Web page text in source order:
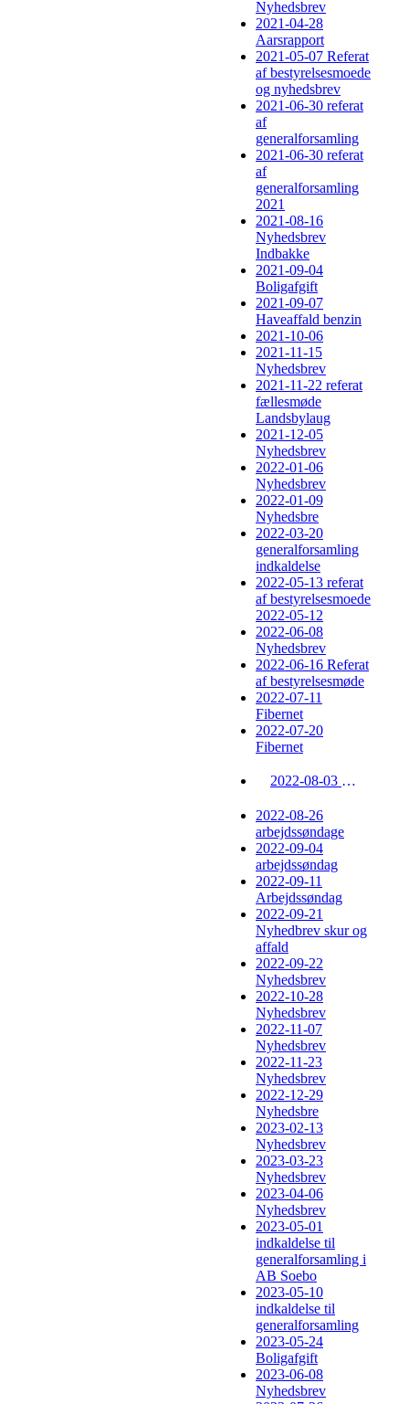
Nyhedsbrev
2021-04-28
Aarsrapport
2021-05-07 Referat
af bestyrelsesmoede
og nyhedsbrev
2021-06-30 referat
af
generalforsamling
2021-06-30 referat
af
generalforsamling
2021
2021-08-16
Nyhedsbrev
Indbakke
2021-09-04
Boligafgift
2021-09-07
Haveaffald benzin
2021-10-06
2021-11-15
Nyhedsbrev
2021-11-22 referat
fællesmøde
Landsbylaug
2021-12-05
Nyhedsbrev
2022-01-06
Nyhedsbrev
2022-01-09
Nyhedsbre
2022-03-20
generalforsamling
indkaldelse
2022-05-13 referat
af bestyrelsesmoede
2022-05-12
2022-06-08
Nyhedsbrev
2022-06-16 Referat
af bestyrelsesmøde
2022-07-11
Fibernet
2022-07-20
Fibernet
2022-08-03 nyhedsbrev
2022-08-26
arbejdssøndage
2022-09-04
arbejdssøndag
2022-09-11
Arbejdssøndag
2022-09-21
Nyhedbrev skur og
affald
2022-09-22
Nyhedsbrev
2022-10-28
Nyhedsbrev
2022-11-07
Nyhedsbrev
2022-11-23
Nyhedsbrev
2022-12-29
Nyhedsbre
2023-02-13
Nyhedsbrev
2023-03-23
Nyhedsbrev
2023-04-06
Nyhedsbrev
2023-05-01
indkaldelse til
generalforsamling i
AB Soebo
2023-05-10
indkaldelse til
generalforsamling
2023-05-24
Boligafgift
2023-06-08
Nyhedsbrev